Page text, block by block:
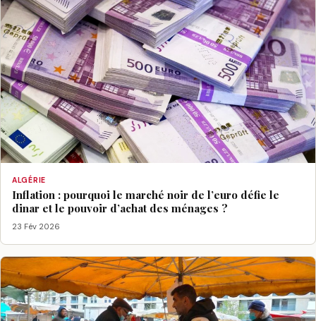
ALGÉRIE
Inflation : pourquoi le marché noir de l’euro défie le
dinar et le pouvoir d’achat des ménages ?
23 Fév 2026